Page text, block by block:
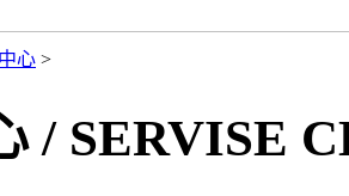
心 >
/ SERVISE